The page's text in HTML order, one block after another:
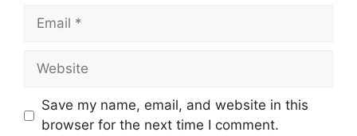
Email
Website
Save my name, email, and website in this
browser for the next time I comment.